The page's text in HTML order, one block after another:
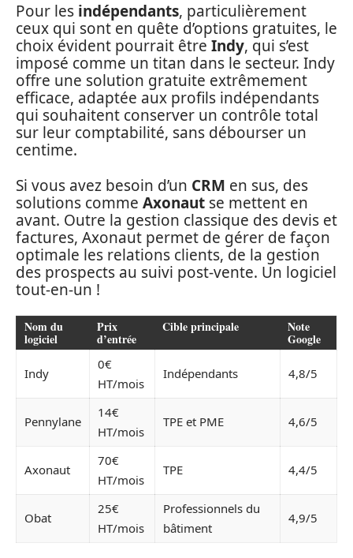
Pour les indépendants, particulièrement
ceux qui sont en quête d’options gratuites, le
choix évident pourrait être Indy, qui s’est
imposé comme un titan dans le secteur. Indy
offre une solution gratuite extrêmement
efficace, adaptée aux profils indépendants
qui souhaitent conserver un contrôle total
sur leur comptabilité, sans débourser un
centime.
Si vous avez besoin d’un CRM en sus, des
solutions comme Axonaut se mettent en
avant. Outre la gestion classique des devis et
factures, Axonaut permet de gérer de façon
optimale les relations clients, de la gestion
des prospects au suivi post-vente. Un logiciel
tout-en-un !
Nom du
logiciel
Prix
d’entrée
Cible principale Note
Google
Indy
0€
HT/mois
Indépendants 4,8/5
Pennylane
14€
HT/mois
TPE et PME 4,6/5
Axonaut
70€
HT/mois
TPE 4,4/5
Obat
25€
HT/mois
Professionnels du
bâtiment
4,9/5